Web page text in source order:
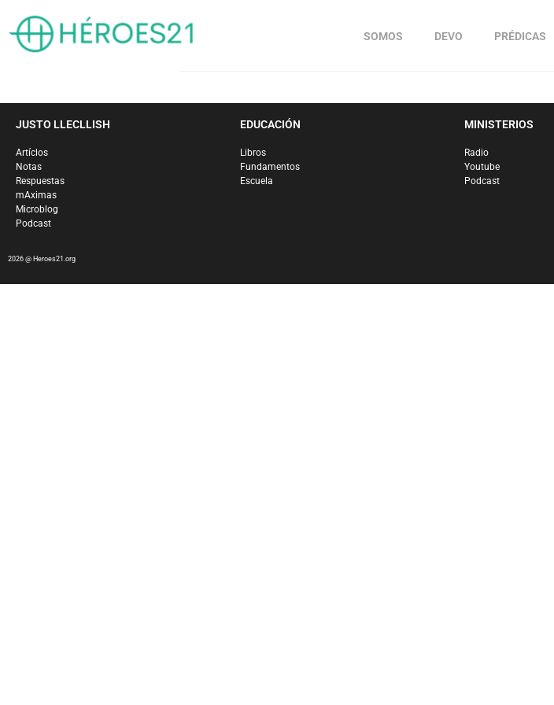
SOMOS DEVO PRÉDICAS
JUSTO LLECLLISH
Artíclos
Notas
Respuestas
mAximas
Microblog
Podcast
EDUCACIÓN
Libros
Fundamentos
Escuela
MINISTERIOS
Radio
Youtube
Podcast
2026 @ Heroes21.org